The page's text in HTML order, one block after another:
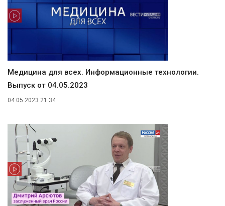
Медицина для всех. Информационные технологии.
Выпуск от 04.05.2023
04.05.2023 21:34